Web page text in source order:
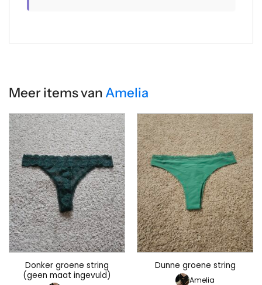
Meer items van Amelia
Donker groene string
(geen maat ingevuld)
Dunne groene string
Amelia